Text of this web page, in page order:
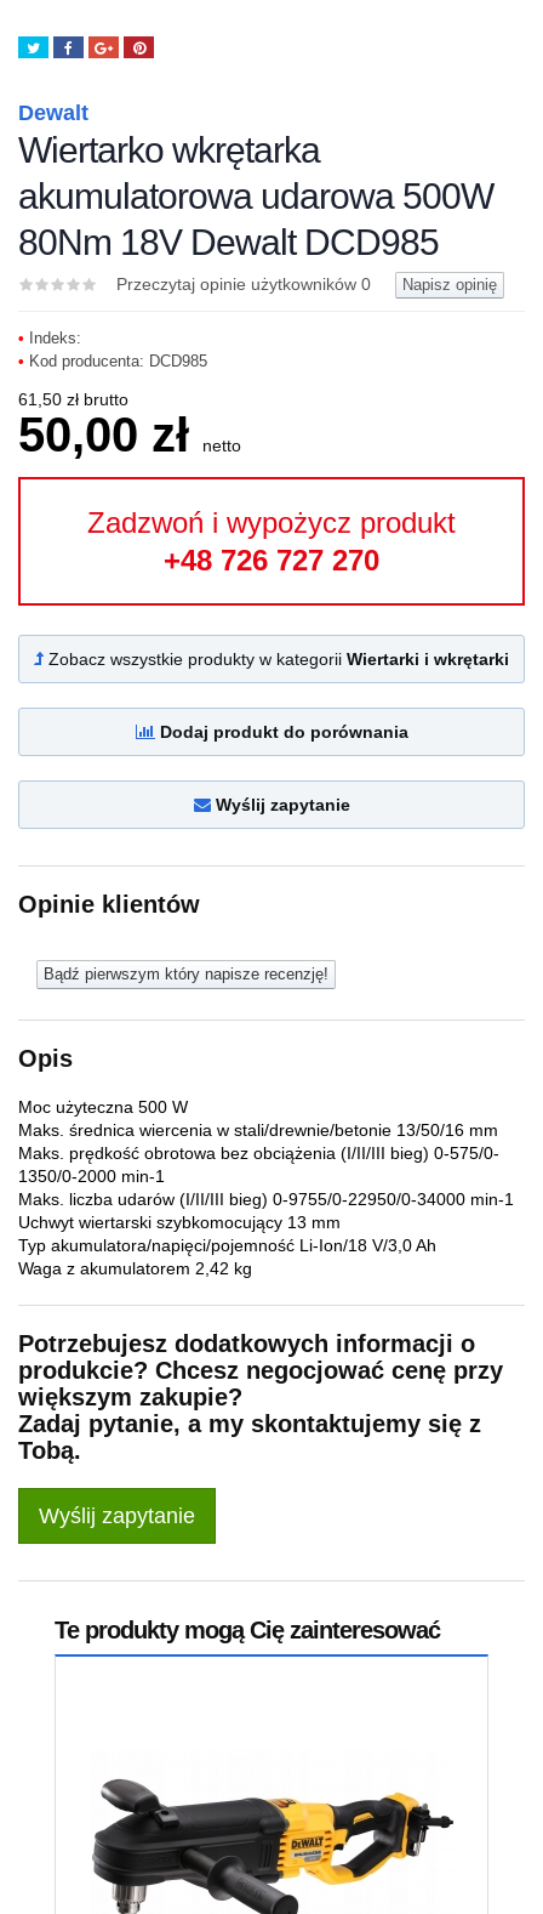
Dewalt
Wiertarko wkrętarka
akumulatorowa udarowa 500W
80Nm 18V Dewalt DCD985
Przeczytaj opinie użytkowników 0 Napisz opinię
• Indeks:
• Kod producenta: DCD985
61,50 zł brutto
50,00 zł netto
Zadzwoń i wypożycz produkt
+48 726 727 270
Zobacz wszystkie produkty w kategorii Wiertarki i wkrętarki
Dodaj produkt do porównania
Wyślij zapytanie
Opinie klientów
Bądź pierwszym który napisze recenzję!
Opis
Moc użyteczna 500 W
Maks. średnica wiercenia w stali/drewnie/betonie 13/50/16 mm
Maks. prędkość obrotowa bez obciążenia (I/II/III bieg) 0-575/0-
1350/0-2000 min-1
Maks. liczba udarów (I/II/III bieg) 0-9755/0-22950/0-34000 min-1
Uchwyt wiertarski szybkomocujący 13 mm
Typ akumulatora/napięci/pojemność Li-Ion/18 V/3,0 Ah
Waga z akumulatorem 2,42 kg
Potrzebujesz dodatkowych informacji o
produkcie? Chcesz negocjować cenę przy
większym zakupie?
Zadaj pytanie, a my skontaktujemy się z
Tobą.
Wyślij zapytanie
Te produkty mogą Cię zainteresować